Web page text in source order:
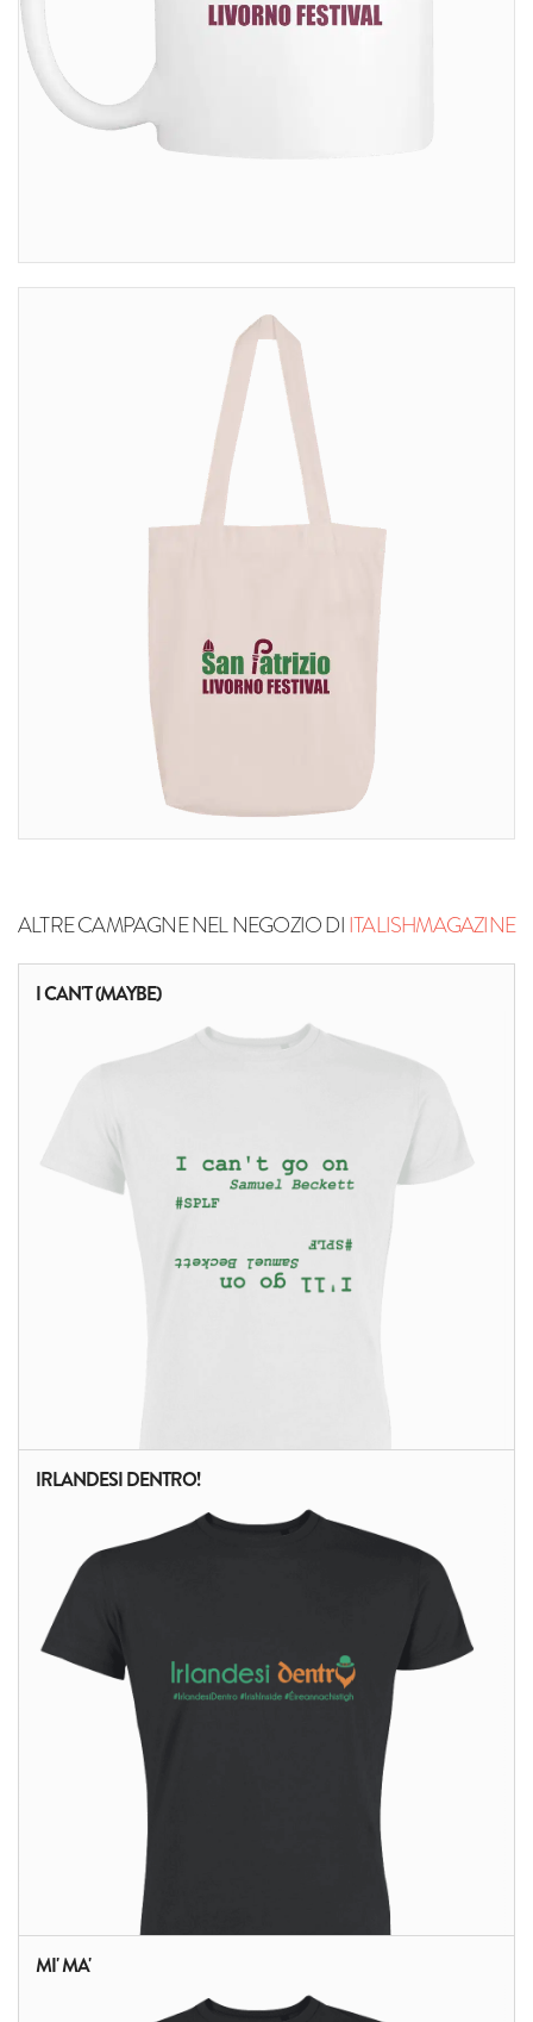
ALTRE CAMPAGNE NEL NEGOZIO DIITALISHMAGAZINE
I CAN'T (MAYBE)
ALTRI PRODOTTI:
IRLANDESI DENTRO!
MI' MA'